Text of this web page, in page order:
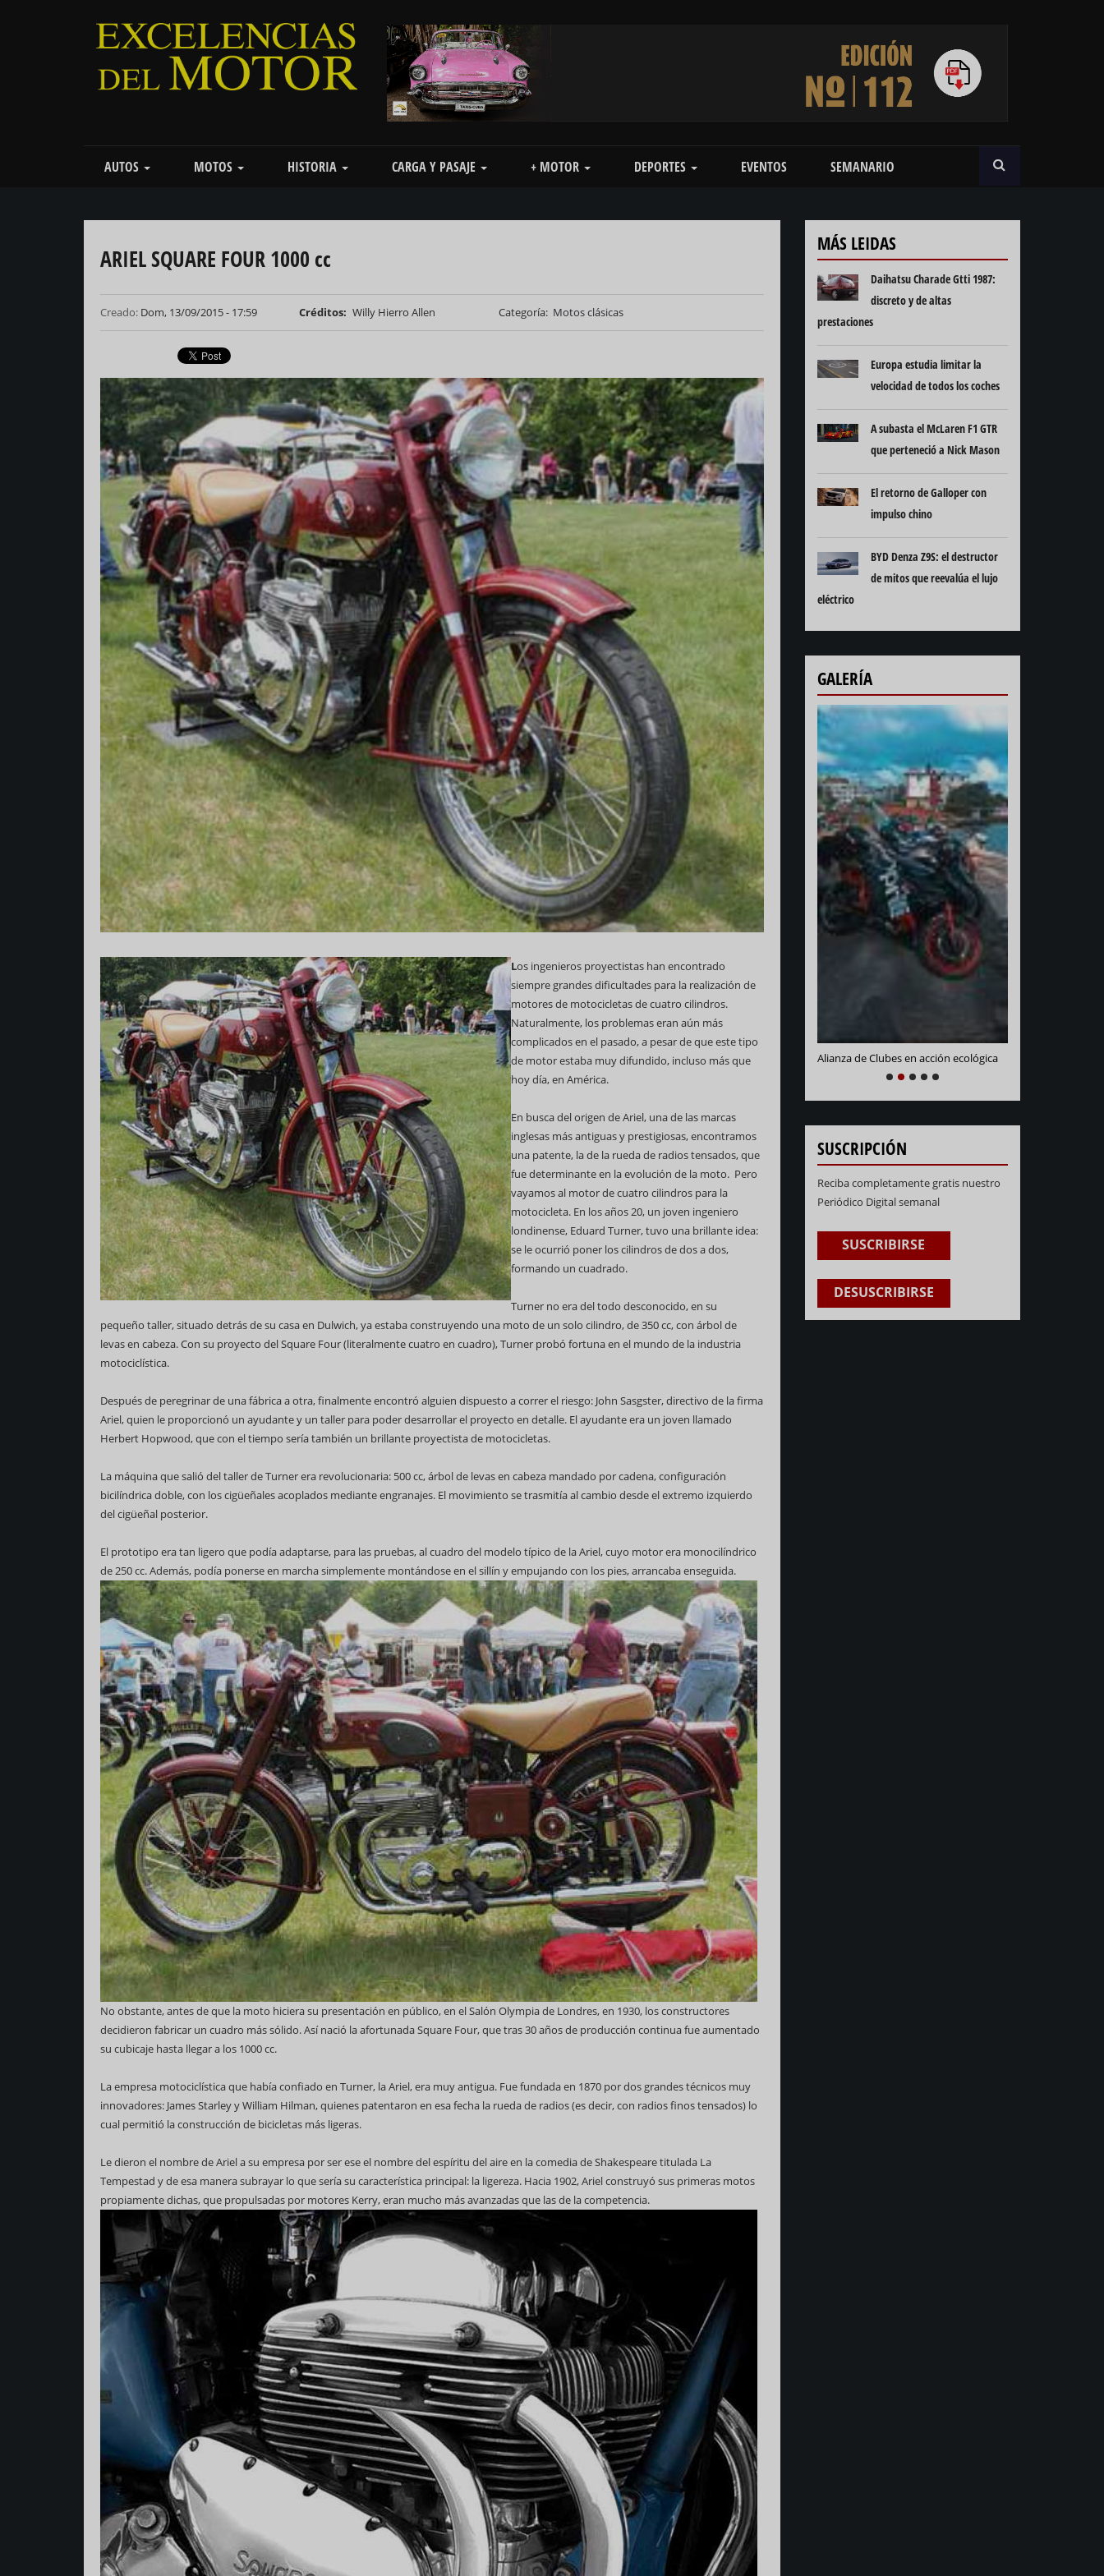
Main
navigation
AUTOS MOTOS HISTORIA CARGA Y PASAJE + MOTOR DEPORTES EVENTOS SEMANARIO
ARIEL SQUARE FOUR 1000 cc
Creado: Dom, 13/09/2015 - 17:59 Créditos Willy Hierro Allen Categoría Motos clásicas
Los ingenieros proyectistas han encontrado
siempre grandes dificultades para la realización de
motores de motocicletas de cuatro cilindros.
Naturalmente, los problemas eran aún más
complicados en el pasado, a pesar de que este tipo
de motor estaba muy difundido, incluso más que
hoy día, en América.
En busca del origen de Ariel, una de las marcas
inglesas más antiguas y prestigiosas, encontramos
una patente, la de la rueda de radios tensados, que
fue determinante en la evolución de la moto. Pero
vayamos al motor de cuatro cilindros para la
motocicleta. En los años 20, un joven ingeniero
londinense, Eduard Turner, tuvo una brillante idea:
se le ocurrió poner los cilindros de dos a dos,
formando un cuadrado.
Turner no era del todo desconocido, en su
pequeño taller, situado detrás de su casa en Dulwich, ya estaba construyendo una moto de un solo cilindro, de 350 cc, con árbol de
levas en cabeza. Con su proyecto del Square Four (literalmente cuatro en cuadro), Turner probó fortuna en el mundo de la industria
motociclística.
Después de peregrinar de una fábrica a otra, finalmente encontró alguien dispuesto a correr el riesgo: John Sasgster, directivo de la firma
Ariel, quien le proporcionó un ayudante y un taller para poder desarrollar el proyecto en detalle. El ayudante era un joven llamado
Herbert Hopwood, que con el tiempo sería también un brillante proyectista de motocicletas.
La máquina que salió del taller de Turner era revolucionaria: 500 cc, árbol de levas en cabeza mandado por cadena, configuración
bicilíndrica doble, con los cigüeñales acoplados mediante engranajes. El movimiento se trasmitía al cambio desde el extremo izquierdo
del cigüeñal posterior.
El prototipo era tan ligero que podía adaptarse, para las pruebas, al cuadro del modelo típico de la Ariel, cuyo motor era monocilíndrico
de 250 cc. Además, podía ponerse en marcha simplemente montándose en el sillín y empujando con los pies, arrancaba enseguida.
No obstante, antes de que la moto hiciera su presentación en público, en el Salón Olympia de Londres, en 1930, los constructores
decidieron fabricar un cuadro más sólido. Así nació la afortunada Square Four, que tras 30 años de producción continua fue aumentado
su cubicaje hasta llegar a los 1000 cc.
La empresa motociclística que había confiado en Turner, la Ariel, era muy antigua. Fue fundada en 1870 por dos grandes técnicos muy
innovadores: James Starley y William Hilman, quienes patentaron en esa fecha la rueda de radios (es decir, con radios finos tensados) lo
cual permitió la construcción de bicicletas más ligeras.
Le dieron el nombre de Ariel a su empresa por ser ese el nombre del espíritu del aire en la comedia de Shakespeare titulada La
Tempestad y de esa manera subrayar lo que sería su característica principal: la ligereza. Hacia 1902, Ariel construyó sus primeras motos
propiamente dichas, que propulsadas por motores Kerry, eran mucho más avanzadas que las de la competencia.
MÁS LEIDAS
Daihatsu Charade Gtti 1987:
discreto y de altas
prestaciones
Europa estudia limitar la
velocidad de todos los coches
A subasta el McLaren F1 GTR
que perteneció a Nick Mason
El retorno de Galloper con
impulso chino
BYD Denza Z9S: el destructor
de mitos que reevalúa el lujo
eléctrico
GALERÍA
69 Campeonato Mundial WCC
Feria Internacional de La Habana
(Fihav) 2023
Alianza de Clubes en acción ecológica
PREVIOUS
SUSCRIPCIÓN
Reciba completamente gratis nuestro
Periódico Digital semanal
SUSCRIBIRSE
DESUSCRIBIRSE